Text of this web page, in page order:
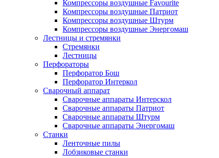
Компрессоры воздушные Favourite
Компрессоры воздушные Патриот
Компрессоры воздушные Штурм
Компрессоры воздушные Энергомаш
Лестницы и стремянки
Стремянки
Лестницы
Перфораторы
Перфоратор Бош
Перфоратор Интеркол
Сварочный аппарат
Сварочные аппараты Интерскол
Сварочные аппараты Патриот
Сварочные аппараты Штурм
Сварочные аппараты Энергомаш
Станки
Ленточные пилы
Лобзиковые станки